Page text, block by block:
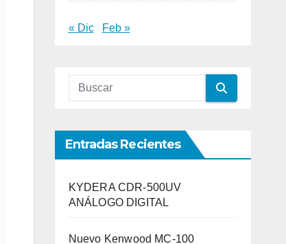
« Dic Feb »
Entradas Recientes
KYDERA CDR-500UV
ANÁLOGO DIGITAL
Nuevo Kenwood MC-100